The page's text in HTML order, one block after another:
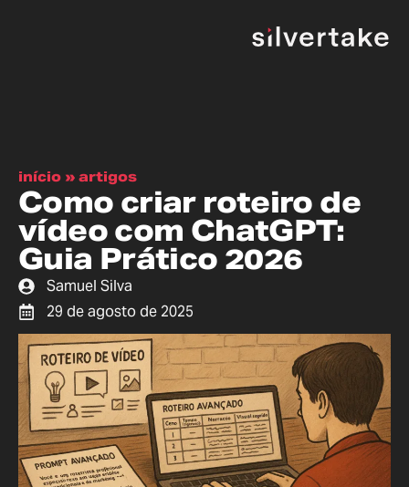
início » artigos
Como criar roteiro de
vídeo com ChatGPT:
Guia Prático 2026
Samuel Silva
29 de agosto de 2025